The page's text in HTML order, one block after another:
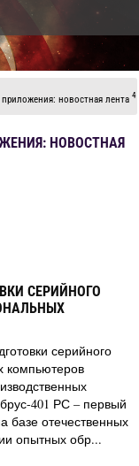
новостная лента 4
НОВОСТНАЯ
СЕРИЙНОГО
серийного
компьютеров
401 РС – первый
базе отечественных
опытных обр...